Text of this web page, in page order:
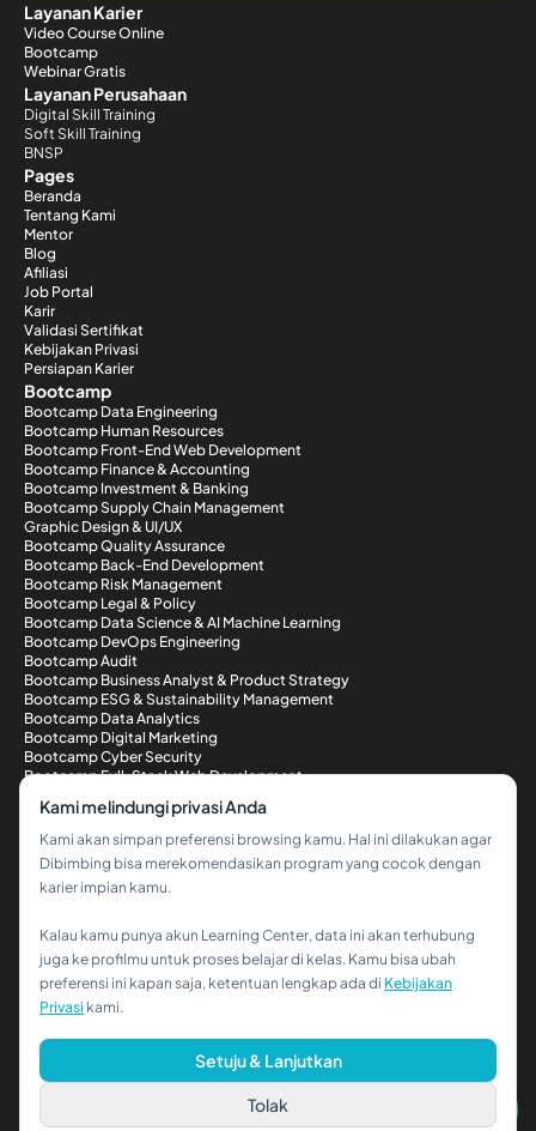
Hi!👋
Kalau kamu butuh bantuan,
Layanan Karier
Video Course Online
Bootcamp
Webinar Gratis
Layanan Perusahaan
Digital Skill Training
Soft Skill Training
BNSP
Pages
Beranda
Tentang Kami
Mentor
Blog
Afiliasi
Job Portal
Karir
Validasi Sertifikat
Kebijakan Privasi
Persiapan Karier
Bootcamp
Bootcamp Data Engineering
Bootcamp Human Resources
Bootcamp Front-End Web Development
Bootcamp Finance & Accounting
Bootcamp Investment & Banking
Bootcamp Supply Chain Management
Graphic Design & UI/UX
Bootcamp Quality Assurance
Bootcamp Back-End Development
Bootcamp Risk Management
Bootcamp Legal & Policy
Bootcamp Data Science & AI Machine Learning
Bootcamp DevOps Engineering
Bootcamp Audit
Bootcamp Business Analyst & Product Strategy
Bootcamp ESG & Sustainability Management
Bootcamp Data Analytics
Bootcamp Digital Marketing
Bootcamp Cyber Security
Bootcamp Full-Stack Web Development
Metode Pembayaran
© 2026 PT Dibimbing. All Rights Reserved
Kami melindungi privasi Anda
Kami akan simpan preferensi browsing kamu. Hal ini dilakukan agar
Dibimbing bisa merekomendasikan program yang cocok dengan
karier impian kamu.
Kalau kamu punya akun Learning Center, data ini akan terhubung
juga ke profilmu untuk proses belajar di kelas. Kamu bisa ubah
preferensi ini kapan saja, ketentuan lengkap ada di Kebijakan
Privasi kami.
Tolak
Setuju & Lanjutkan